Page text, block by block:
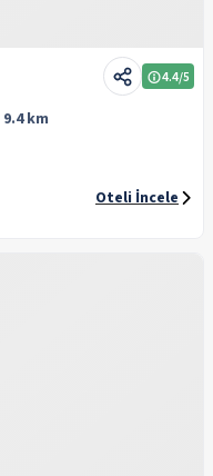
4.4/5
9.4 km
Oteli İncele